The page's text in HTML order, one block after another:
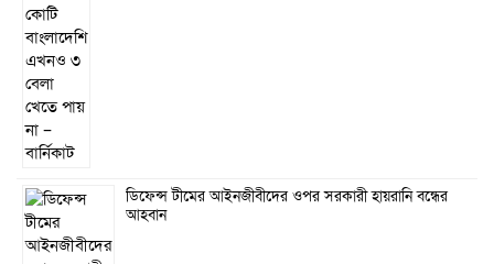
ডিফেন্স টীমের আইনজীবীদের ওপর সরকারী হায়রানি বন্ধের
আহবান